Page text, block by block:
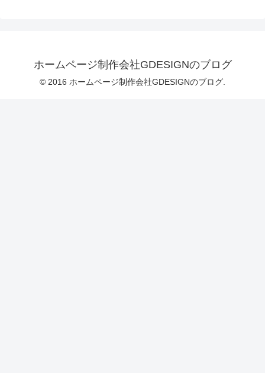
ホームページ制作会社GDESIGNのブログ
© 2016 ホームページ制作会社GDESIGNのブログ.